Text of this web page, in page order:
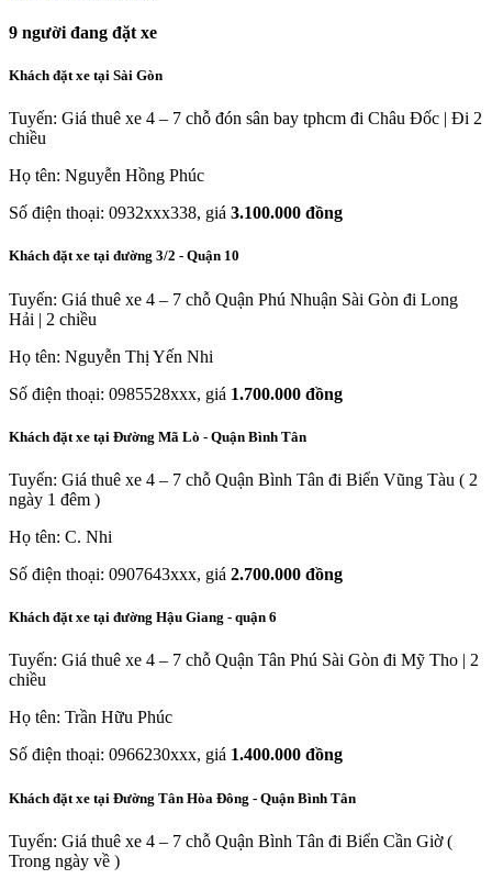
9 người đang đặt xe
Khách đặt xe tại Sài Gòn
Tuyến: Giá thuê xe 4 – 7 chỗ đón sân bay tphcm đi Châu Đốc | Đi 2
chiều
Họ tên: Nguyễn Hồng Phúc
Số điện thoại: 0932xxx338, giá 3.100.000 đồng
Khách đặt xe tại đường 3/2 - Quận 10
Tuyến: Giá thuê xe 4 – 7 chỗ Quận Phú Nhuận Sài Gòn đi Long
Hải | 2 chiều
Họ tên: Nguyễn Thị Yến Nhi
Số điện thoại: 0985528xxx, giá 1.700.000 đồng
Khách đặt xe tại Đường Mã Lò - Quận Bình Tân
Tuyến: Giá thuê xe 4 – 7 chỗ Quận Bình Tân đi Biển Vũng Tàu ( 2
ngày 1 đêm )
Họ tên: C. Nhi
Số điện thoại: 0907643xxx, giá 2.700.000 đồng
Khách đặt xe tại đường Hậu Giang - quận 6
Tuyến: Giá thuê xe 4 – 7 chỗ Quận Tân Phú Sài Gòn đi Mỹ Tho | 2
chiều
Họ tên: Trần Hữu Phúc
Số điện thoại: 0966230xxx, giá 1.400.000 đồng
Khách đặt xe tại Đường Tân Hòa Đông - Quận Bình Tân
Tuyến: Giá thuê xe 4 – 7 chỗ Quận Bình Tân đi Biển Cần Giờ (
Trong ngày về )